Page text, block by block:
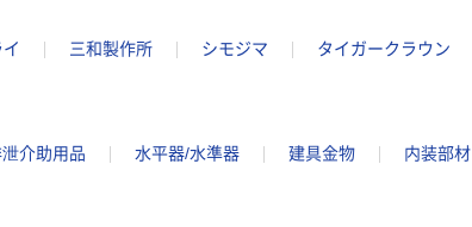
三和製作所 シモジマ タイガークラウン
泄介助用品 水平器/水準器 建具金物 内装部材